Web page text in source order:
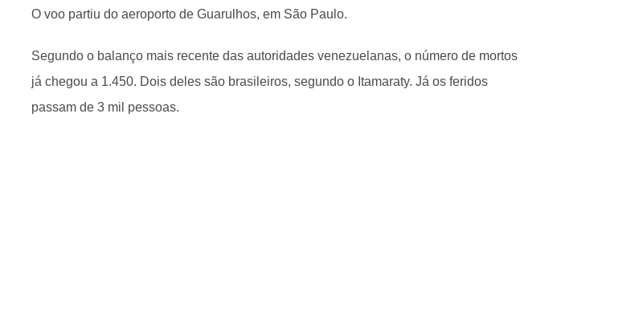
O voo partiu do aeroporto de Guarulhos, em São Paulo.
Segundo o balanço mais recente das autoridades venezuelanas, o número de mortos
já chegou a 1.450. Dois deles são brasileiros, segundo o Itamaraty. Já os feridos
passam de 3 mil pessoas.